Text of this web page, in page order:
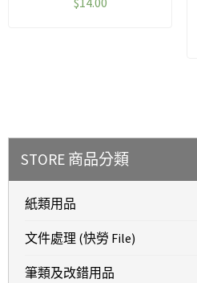
STORE 商品分類
紙類用品
文件處理 (快勞 File)
筆類及改錯用品